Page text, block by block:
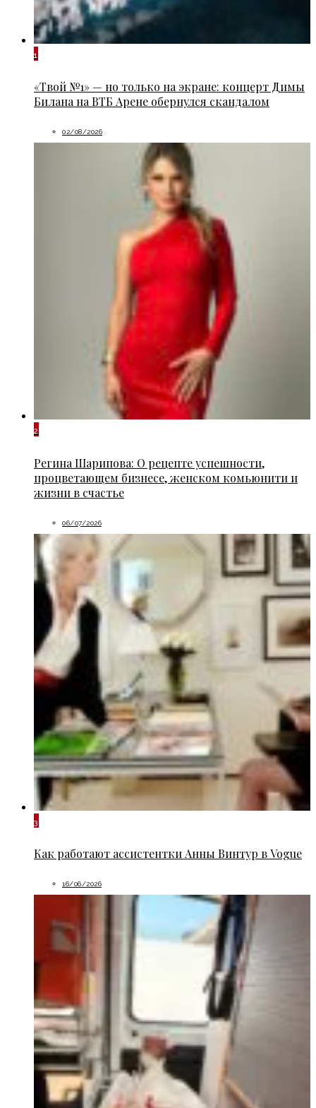
1
«Твой №1» — но только на экране: концерт Димы
Билана на ВТБ Арене обернулся скандалом
02/08/2026
2
Регина Шарипова: О рецепте успешности,
процветающем бизнесе, женском комьюнити и
жизни в счастье
06/07/2026
3
Как работают ассистентки Анны Винтур в Vogue
16/06/2026